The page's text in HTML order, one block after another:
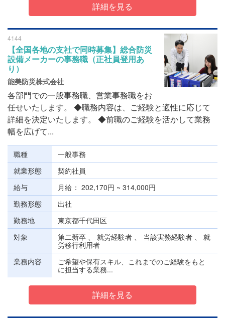
詳細を見る
4144
【全国各地の支社で同時募集】総合防災
設備メーカーの事務職（正社員登用あ
り）
能美防災株式会社
各部門での一般事務職、営業事務職をお
任せいたします。 ◆職務内容は、ご経験と適性に応じて
詳細を決定いたします。 ◆前職のご経験を活かして業務
幅を広げて...
職種
一般事務
就業形態
契約社員
給与
月給
202,170円 ~ 314,000円
勤務形態
出社
勤務地
東京都千代田区
対象
第二新卒 、 就労経験者 、 当該実務経験者 、 就
労移行利用者
業務内容
ご希望や保有スキル、これまでのご経験をもと
に担当する業務...
詳細を見る